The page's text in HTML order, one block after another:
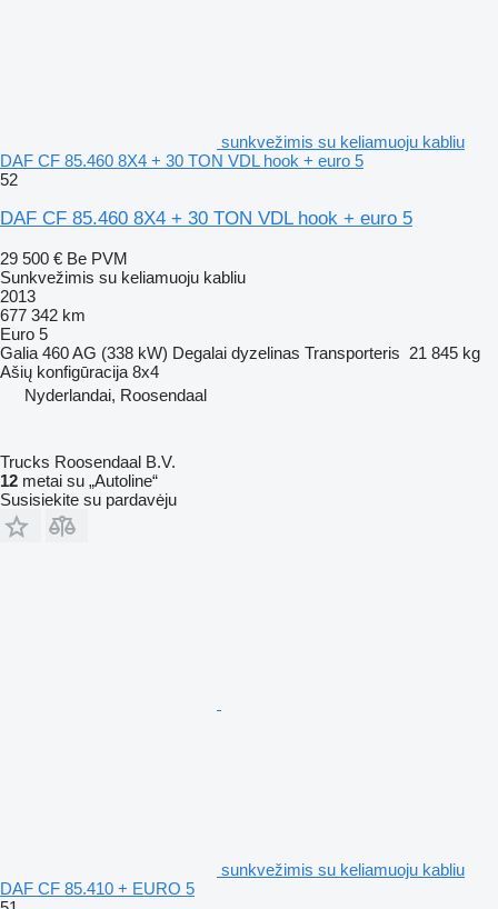
sunkvežimis su keliamuoju kabliu
DAF CF 85.460 8X4 + 30 TON VDL hook + euro 5
52
DAF CF 85.460 8X4 + 30 TON VDL hook + euro 5
29 500 € Be PVM
Sunkvežimis su keliamuoju kabliu
2013
677 342 km
Euro 5
Galia 460 AG (338 kW) Degalai dyzelinas Transporteris 21 845 kg
Ašių konfigūracija 8x4
Nyderlandai, Roosendaal
Trucks Roosendaal B.V.
12 metai su „Autoline“
Susisiekite su pardavėju
sunkvežimis su keliamuoju kabliu
DAF CF 85.410 + EURO 5